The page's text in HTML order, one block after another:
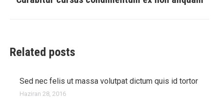
Related posts
Sed nec felis ut massa volutpat dictum quis id tortor
Haziran 28, 2016